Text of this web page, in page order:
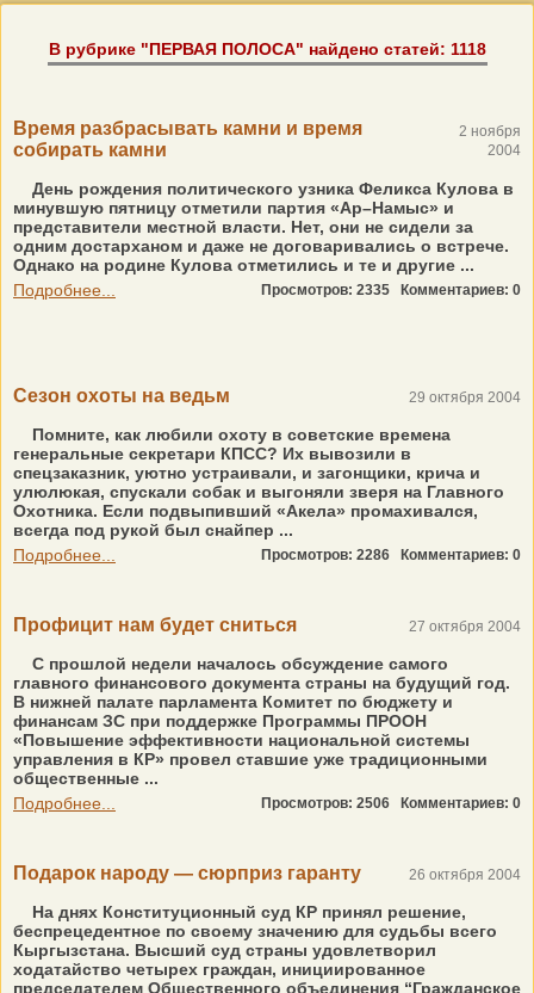
В рубрике "ПЕРВАЯ ПОЛОСА" найдено статей: 1118
Время разбрасывать камни и время
собирать камни
2 ноября
2004
День рождения политического узника Феликса Кулова в
минувшую пятницу отметили партия «Ар–Намыс» и
представители местной власти. Нет, они не сидели за
одним достарханом и даже не договаривались о встрече.
Однако на родине Кулова отметились и те и другие ...
Подробнее...
Просмотров: 2335 Комментариев: 0
Сезон охоты на ведьм 29 октября 2004
Помните, как любили охоту в советские времена
генеральные секретари КПСС? Их вывозили в
спецзаказник, уютно устраивали, и загонщики, крича и
улюлюкая, спускали собак и выгоняли зверя на Главного
Охотника. Если подвыпивший «Акела» промахивался,
всегда под рукой был снайпер ...
Подробнее...
Просмотров: 2286 Комментариев: 0
Профицит нам будет сниться 27 октября 2004
С прошлой недели началось обсуждение самого
главного финансового документа страны на будущий год.
В нижней палате парламента Комитет по бюджету и
финансам ЗС при поддержке Программы ПРООН
«Повышение эффективности национальной системы
управления в КР» провел ставшие уже традиционными
общественные ...
Подробнее...
Просмотров: 2506 Комментариев: 0
Подарок народу — сюрприз гаранту 26 октября 2004
На днях Конституционный суд КР принял решение,
беспрецедентное по своему значению для судьбы всего
Кыргызстана. Высший суд страны удовлетворил
ходатайство четырех граждан, инициированное
председателем Общественного объединения “Гражданское